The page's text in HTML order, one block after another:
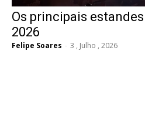
Os principais
2026
Felipe Soares - 3 , Julho , 2026